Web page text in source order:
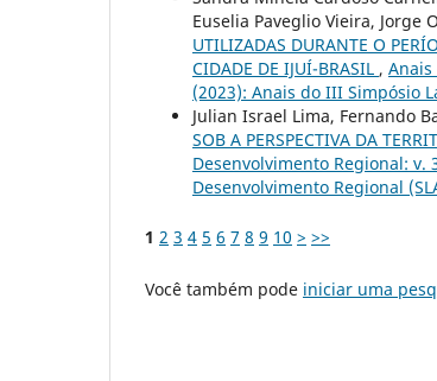
Euselia Paveglio Vieira, Jorge
UTILIZADAS DURANTE O
CIDADE DE IJUÍ-BRASIL , Anais
(2023): Anais do III Simpósio
Julian Israel Lima, Fernando
SOB A PERSPECTIVA DA
Desenvolvimento Regional: v.
Desenvolvimento Regional
1 2 3 4 5 6 7 8 9 10 > >>
Você também pode iniciar uma